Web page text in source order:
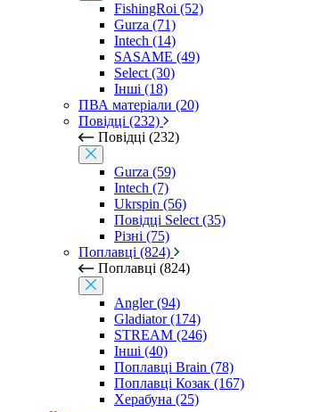
FishingRoi (52)
Gurza (71)
Intech (14)
SASAME (49)
Select (30)
Інші (18)
ПВА матеріали (20)
Повідці (232)
Повідці (232)
Gurza (59)
Intech (7)
Ukrspin (56)
Повідці Select (35)
Різні (75)
Поплавці (824)
Поплавці (824)
Angler (94)
Gladiator (174)
STREAM (246)
Інші (40)
Поплавці Brain (78)
Поплавці Козак (167)
Херабуна (25)